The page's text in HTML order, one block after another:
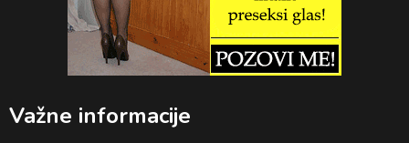
Važne informacije